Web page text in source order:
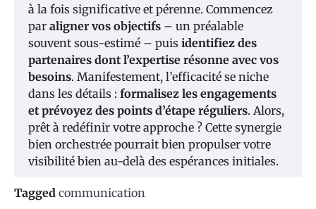
à la fois significative et pérenne. Commencez
par aligner vos objectifs – un préalable
souvent sous-estimé – puis identifiez des
partenaires dont l’expertise résonne avec vos
besoins. Manifestement, l’efficacité se niche
dans les détails : formalisez les engagements
et prévoyez des points d’étape réguliers. Alors,
prêt à redéfinir votre approche ? Cette synergie
bien orchestrée pourrait bien propulser votre
visibilité bien au-delà des espérances initiales.
Tagged communication